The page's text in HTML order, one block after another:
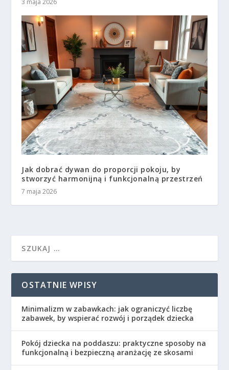
Jak dobrać dywan do proporcji pokoju, by
stworzyć harmonijną i funkcjonalną przestrzeń
7 maja 2026
OSTATNIE WPISY
Minimalizm w zabawkach: jak ograniczyć liczbę
zabawek, by wspierać rozwój i porządek dziecka
Pokój dziecka na poddaszu: praktyczne sposoby na
funkcjonalną i bezpieczną aranżację ze skosami